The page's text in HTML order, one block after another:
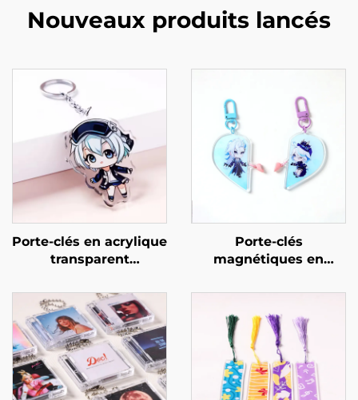
Nouveaux produits lancés
Porte-clés en acrylique
transparent
Porte-clés
magnétiques en
personnalisables